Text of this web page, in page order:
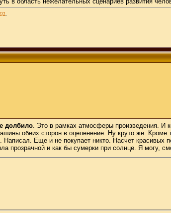
долбило . Это в рамках атмосферы произведения. И
обеих сторон в оцепенение. Ну круто же.
Еще и не покупает никто. Насчет красивых
прозрачной и как бы сумерки при солнце. Я могу,